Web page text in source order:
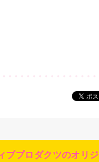
ブプロダクツのオリジ